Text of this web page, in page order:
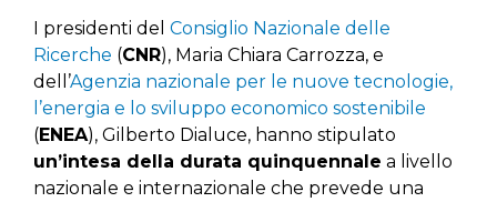
I presidenti del Consiglio Nazionale delle
Ricerche (CNR), Maria Chiara Carrozza, e
dell’Agenzia nazionale per le nuove tecnologie,
l’energia e lo sviluppo economico sostenibile
(ENEA), Gilberto Dialuce, hanno stipulato
un’intesa della durata quinquennale a livello
nazionale e internazionale che prevede una